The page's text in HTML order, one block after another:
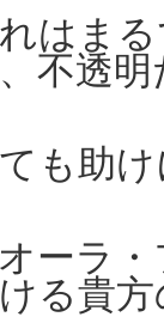
はま
不透
も助
ーラ・
る貴